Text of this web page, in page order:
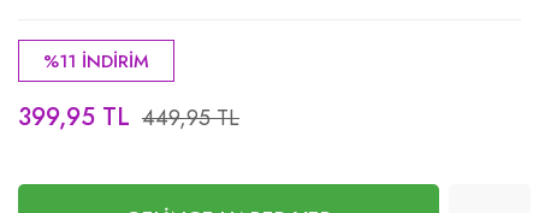
%11 İNDİRİM
399,95 TL 449,95 TL